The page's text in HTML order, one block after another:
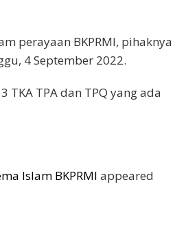
perayaan BKPRMI, pihaknya
4 September 2022.
TKA TPA dan TPQ yang ada
Islam BKPRMI appeared